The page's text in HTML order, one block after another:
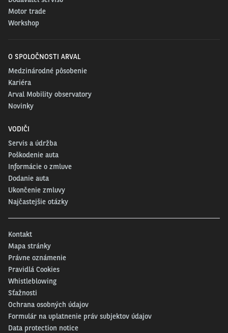
Motor trade
Workshop
O SPOLOČNOSTI ARVAL
Medzinárodné pôsobenie
Kariéra
Arval Mobility observatory
Novinky
VODIČI
Servis a údržba
Poškodenie auta
Informácie o zmluve
Dodanie auta
Ukončenie zmluvy
Najčastejšie otázky
Kontakt
Mapa stránky
Právne oznámenie
Pravidlá Cookies
Whistleblowing
Sťažnosti
Ochrana osobných údajov
Formulár na uplatnenie práv subjektov údajov
Data protection notice